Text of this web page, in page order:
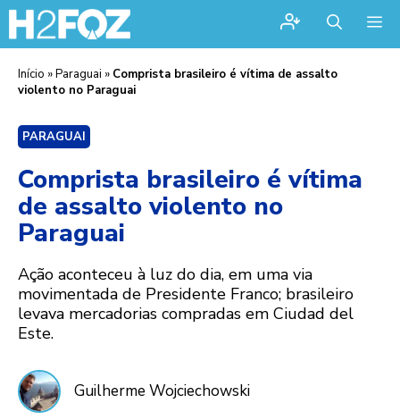
Início »Paraguai » Comprista brasileiro é vítima de assalto
violento no Paraguai
PARAGUAI
Comprista brasileiro é vítima
de assalto violento no
Paraguai
Ação aconteceu à luz do dia, em uma via
movimentada de Presidente Franco; brasileiro
levava mercadorias compradas em Ciudad del
Este.
Guilherme Wojciechowski